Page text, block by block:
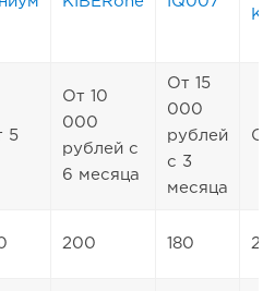
5
От 10
000
рублей с
6 месяца
От 15
000
рублей
с 3
месяца
200 180